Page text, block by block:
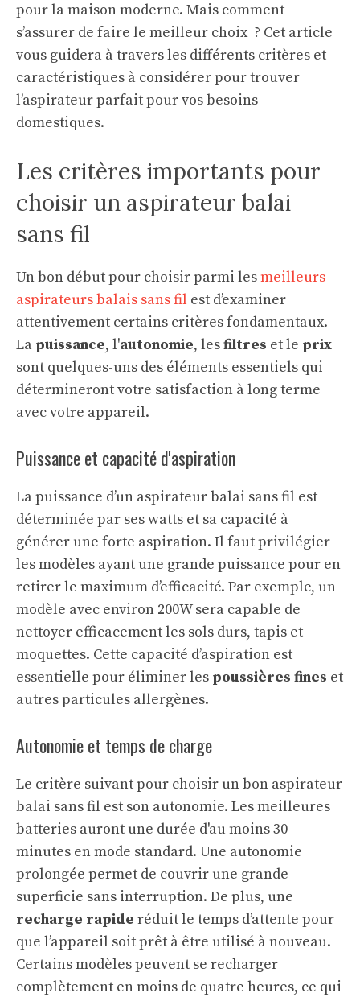
pour la maison moderne. Mais comment
s’assurer de faire le meilleur choix ? Cet article
vous guidera à travers les différents critères et
caractéristiques à considérer pour trouver
l’aspirateur parfait pour vos besoins
domestiques.
Les critères importants pour
choisir un aspirateur balai
sans fil
Un bon début pour choisir parmi lesmeilleurs
aspirateurs balais sans fil est d’examiner
attentivement certains critères fondamentaux.
La puissance, l'autonomie, lesfiltres et le prix
sont quelques-uns des éléments essentiels qui
détermineront votre satisfaction à long terme
avec votre appareil.
Puissance et capacité d'aspiration
La puissance d’un aspirateur balai sans fil est
déterminée par ses watts et sa capacité à
générer une forte aspiration. Il faut privilégier
les modèles ayant une grande puissance pour en
retirer le maximum d’efficacité. Par exemple, un
modèle avec environ 200W sera capable de
nettoyer efficacement les sols durs, tapis et
moquettes. Cette capacité d’aspiration est
essentielle pour éliminer les poussières fines et
autres particules allergènes.
Autonomie et temps de charge
Le critère suivant pour choisir un bon aspirateur
balai sans fil est son autonomie. Les meilleures
batteries auront une durée d'au moins 30
minutes en mode standard. Une autonomie
prolongée permet de couvrir une grande
superficie sans interruption. De plus, une
recharge rapide réduit le temps d’attente pour
que l’appareil soit prêt à être utilisé à nouveau.
Certains modèles peuvent se recharger
complètement en moins de quatre heures, ce qui